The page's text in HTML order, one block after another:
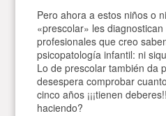
Pero ahora a estos niños o
«prescolar» les
profesionales que creo
psicopatología infantil: ni
Lo de prescolar también da
desespera comprobar
cinco años ¡¡¡tienen
haciendo?